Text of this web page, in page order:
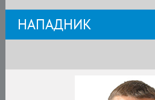
НАПАДНИК